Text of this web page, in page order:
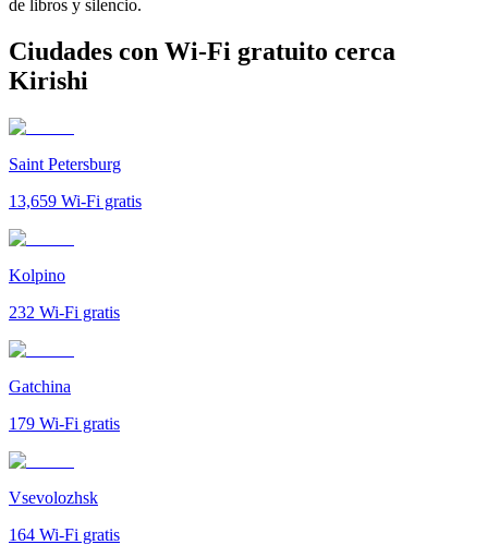
de libros y silencio.
Ciudades con Wi-Fi gratuito cerca
Kirishi
Saint Petersburg
13,659 Wi-Fi gratis
Kolpino
232 Wi-Fi gratis
Gatchina
179 Wi-Fi gratis
Vsevolozhsk
164 Wi-Fi gratis